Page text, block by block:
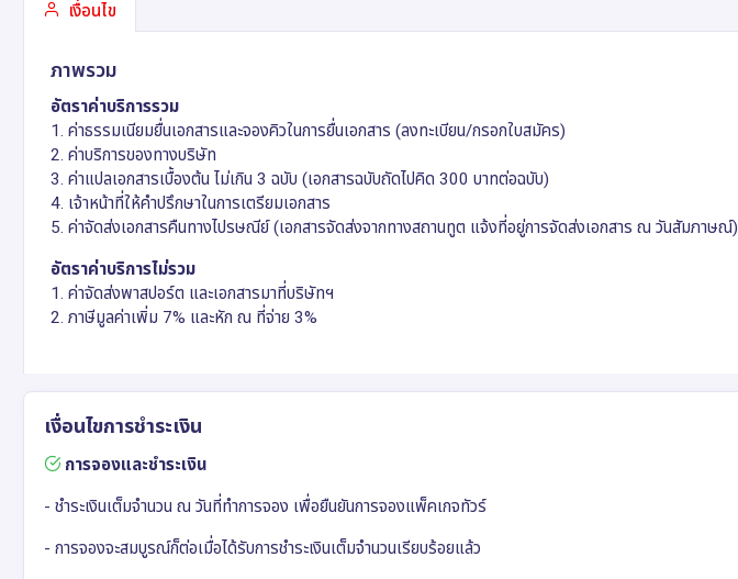
เงื่อนไข
ภาพรวม
อัตราค่าบริการรวม
1. ค่าธรรมเนียมยื่นเอกสารและจองคิวในการยื่นเอกสาร (ลงทะเบียน/กรอกใบสมัคร)
2. ค่าบริการของทางบริษัท
3. ค่าแปลเอกสารเบื้องต้น ไม่เกิน 3 ฉบับ (เอกสารฉบับถัดไปคิด 300 บาทต่อฉบับ)
4. เจ้าหน้าที่ให้คำปรึกษาในการเตรียมเอกสาร
5. ค่าจัดส่งเอกสารคืนทางไปรษณีย์ (เอกสารจัดส่งจากทางสถานทูต แจ้งที่อยู่การจัดส่งเอกสาร ณ วันสัมภาษณ์)
อัตราค่าบริการไม่รวม
1. ค่าจัดส่งพาสปอร์ต และเอกสารมาที่บริษัทฯ
2. ภาษีมูลค่าเพิ่ม 7% และหัก ณ ที่จ่าย 3%
เงื่อนไขการชำระเงิน
การจองและชำระเงิน
- ชำระเงินเต็มจำนวน ณ วันที่ทำการจอง เพื่อยืนยันการจองแพ็คเกจทัวร์
- การจองจะสมบูรณ์ก็ต่อเมื่อได้รับการชำระเงินเต็มจำนวนเรียบร้อยแล้ว